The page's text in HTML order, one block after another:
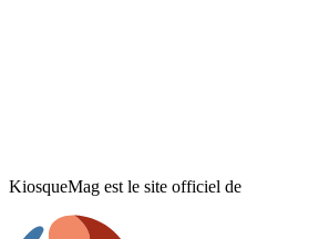
KiosqueMag est le site officiel de